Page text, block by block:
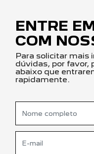
ENTRE
COM
Para solicitar mais
dúvidas, por favor,
abaixo que
rapidamente.